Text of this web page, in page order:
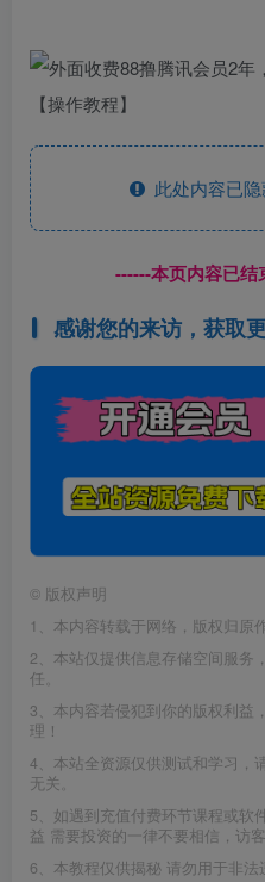
此处内容已隐
------本页内容已
感谢您的来访，获取
© 版权声明
1、本内容转载于网络，版权归原
2、本站仅提供信息存储空间服务
任。
3、本内容若侵犯到你的版权利益
理！
4、本站全资源仅供测试和学习，
无关。
5、如遇到充值付费环节课程或软
益 需要投资的一律不要相信，访
6、本教程仅供揭秘 请勿用于非